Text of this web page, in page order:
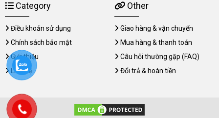
Category
Điều khoản sử dụng
Chính sách bảo mật
Giới thiệu
Liên hệ
Other
Giao hàng & vận chuyển
Mua hàng & thanh toán
Câu hỏi thường gặp (FAQ)
Đổi trả & hoàn tiền